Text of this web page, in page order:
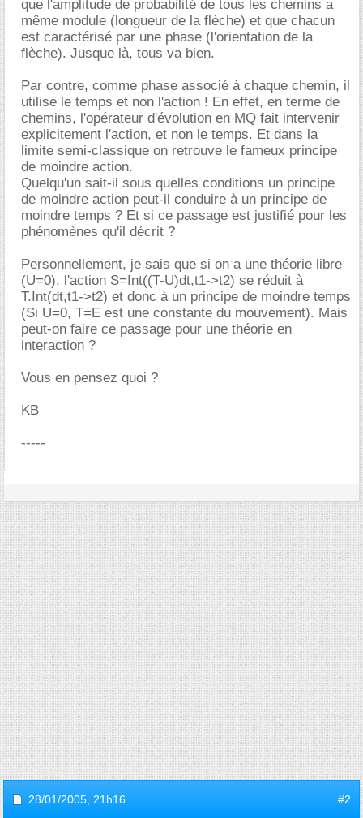
que l'amplitude de probabilité de tous les chemins a
même module (longueur de la flèche) et que chacun
est caractérisé par une phase (l'orientation de la
flèche). Jusque là, tous va bien.
Par contre, comme phase associé à chaque chemin, il
utilise le temps et non l'action ! En effet, en terme de
chemins, l'opérateur d'évolution en MQ fait intervenir
explicitement l'action, et non le temps. Et dans la
limite semi-classique on retrouve le fameux principe
de moindre action.
Quelqu'un sait-il sous quelles conditions un principe
de moindre action peut-il conduire à un principe de
moindre temps ? Et si ce passage est justifié pour les
phénomènes qu'il décrit ?
Personnellement, je sais que si on a une théorie libre
(U=0), l'action S=Int((T-U)dt,t1->t2) se réduit à
T.Int(dt,t1->t2) et donc à un principe de moindre temps
(Si U=0, T=E est une constante du mouvement). Mais
peut-on faire ce passage pour une théorie en
interaction ?
Vous en pensez quoi ?
KB
-----
28/01/2005, 21h16 #2